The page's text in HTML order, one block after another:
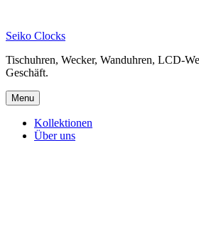
content
Seiko Clocks
Tischuhren, Wecker, Wanduhren, LCD-
Geschäft.
Menu
Kollektionen
Über uns